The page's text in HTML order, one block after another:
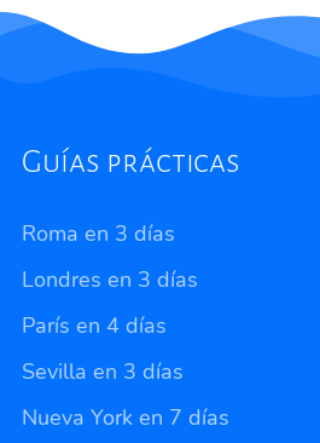
Guías prácticas
Roma en 3 días
Londres en 3 días
París en 4 días
Sevilla en 3 días
Nueva York en 7 días